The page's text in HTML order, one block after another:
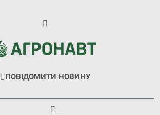
Агронавт
Новини Українського Агробізнесу
ПОВІДОМИТИ НОВИНУ